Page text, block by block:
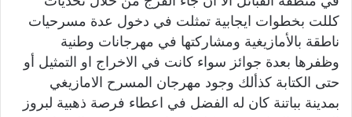
كللت بخطوات ايجابية تمثلت في دخول عدة مسرحيات
ناطقة بالأمازيغية ومشاركتها في مهرجانات وطنية
وظفرها بعدة جوائز سواء كانت في الاخراج او التمثيل أو
حتى الكتابة كذألك وجود مهرجان المسرح الامازيغي
بمدينة بباتنة كان له الفضل في اعطاء فرصة ذهبية لبروز